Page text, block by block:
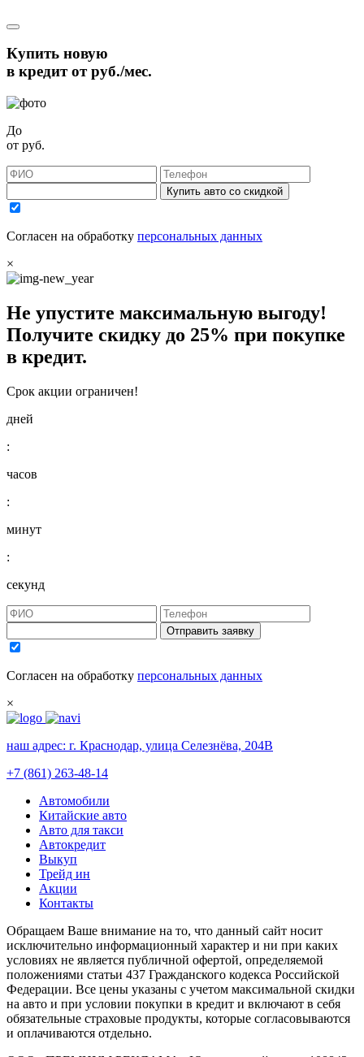
Купить новую
в кредит отруб./мес.
До
от руб.
Купить авто со скидкой
Согласен на обработку персональных данных
×
Не упустите максимальную выгоду!
Получите скидку до 25% при покупке
в кредит.
Срок акции ограничен!
дней
:
часов
:
минут
:
секунд
Отправить заявку
Согласен на обработку персональных данных
×
наш адрес: г. Краснодар, улица Селезнёва, 204В
+7 (861) 263-48-14
Автомобили
Китайские авто
Авто для такси
Автокредит
Выкуп
Трейд ин
Акции
Контакты
Обращаем Ваше внимание на то, что данный сайт носит
исключительно информационный характер и ни при каких
условиях не является публичной офертой, определяемой
положениями статьи 437 Гражданского кодекса Российской
Федерации. Все цены указаны с учетом максимальной скидки
на авто и при условии покупки в кредит и включают в себя
обязательные страховые продукты, которые согласовываются
и оплачиваются отдельно.